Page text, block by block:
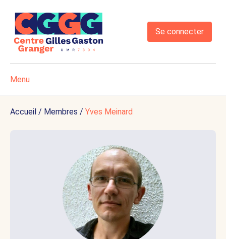
Se connecter
Menu
Accueil / Membres / Yves Meinard